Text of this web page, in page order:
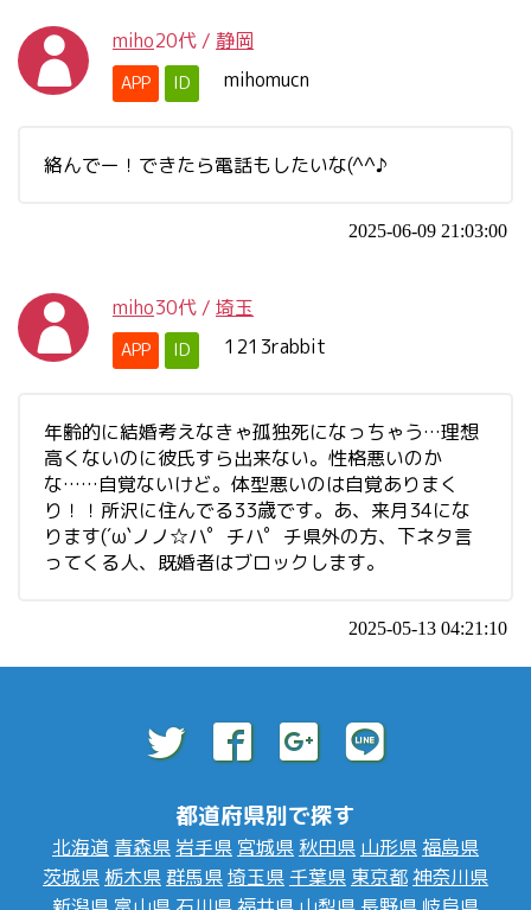
miho20代 / 静岡
APP ID mihomucn
絡んでー！できたら電話もしたいな(^^♪
2025-06-09 21:03:00
miho30代 / 埼玉
APP ID 1213rabbit
年齢的に結婚考えなきゃ孤独死になっちゃう…理想
高くないのに彼氏すら出来ない。性格悪いのか
な……自覚ないけど。体型悪いのは自覚ありまく
り！！所沢に住んでる33歳です。あ、来月34にな
ります(´ω`ノノ☆ハ゜チハ゜チ県外の方、下ネタ言
ってくる人、既婚者はブロックします。
2025-05-13 04:21:10
都道府県別で探す
北海道 青森県 岩手県 宮城県 秋田県 山形県福島県
茨城県 栃木県群馬県埼玉県 千葉県 東京都神奈川県